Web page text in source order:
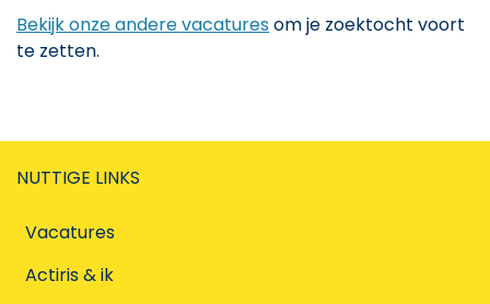
Bekijk onze andere vacaturesom je zoektocht voort
te zetten.
NUTTIGE LINKS
Vacatures
Actiris & ik